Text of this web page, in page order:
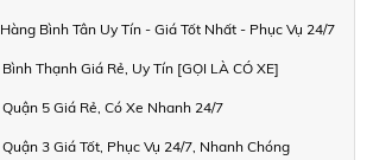
Bình Tân Uy Tín - Giá Tốt Nhất - Phục Vụ 24/7
Thạnh Giá Rẻ, Uy Tín [GỌI LÀ CÓ XE]
5 Giá Rẻ, Có Xe Nhanh 24/7
3 Giá Tốt, Phục Vụ 24/7, Nhanh Chóng